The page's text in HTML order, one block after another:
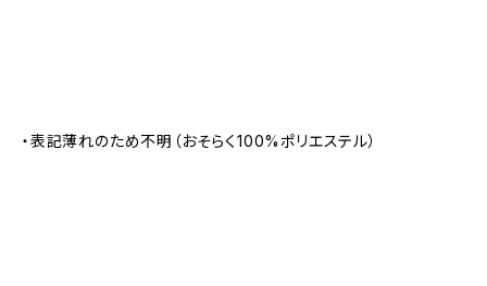
・表記薄れのため不明（おそらく100%ポリエステル）